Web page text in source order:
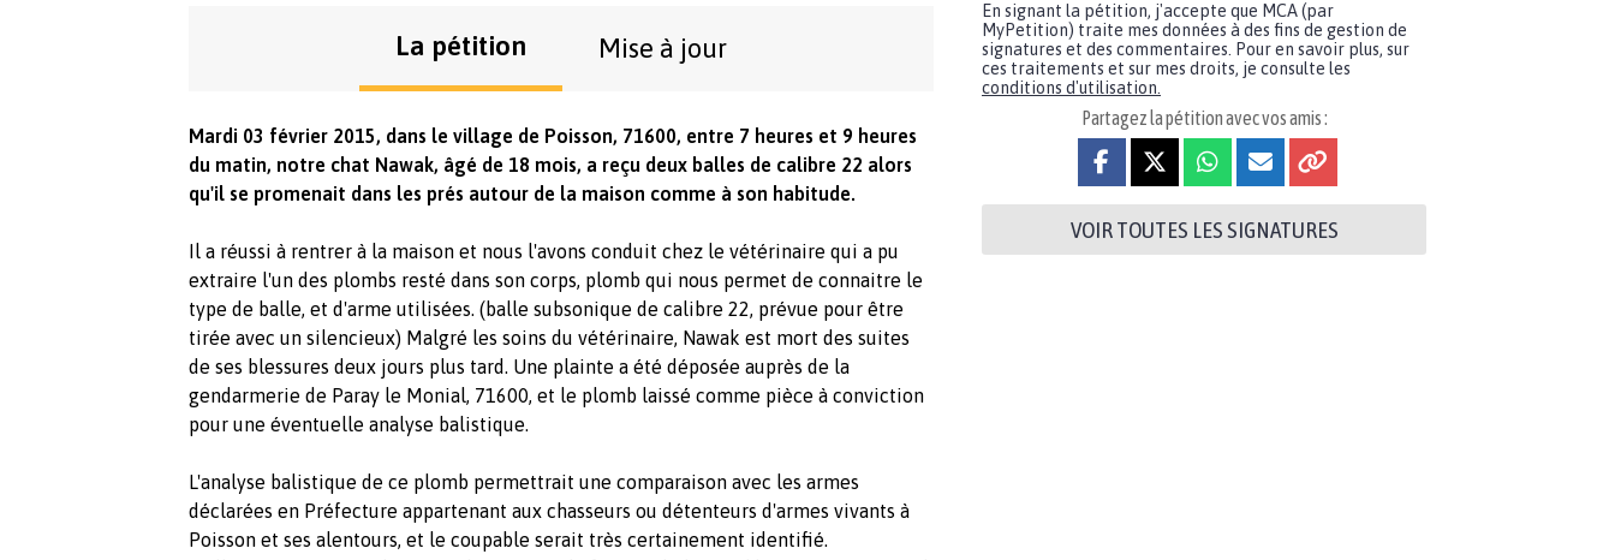
La pétition Mise à jour
Mardi 03 février 2015, dans le village de Poisson, 71600, entre 7 heures et 9 heures
du matin, notre chat Nawak, âgé de 18 mois, a reçu deux balles de calibre 22 alors
qu'il se promenait dans les prés autour de la maison comme à son habitude.
Il a réussi à rentrer à la maison et nous l'avons conduit chez le vétérinaire qui a pu
extraire l'un des plombs resté dans son corps, plomb qui nous permet de connaitre le
type de balle, et d'arme utilisées. (balle subsonique de calibre 22, prévue pour être
tirée avec un silencieux) Malgré les soins du vétérinaire, Nawak est mort des suites
de ses blessures deux jours plus tard. Une plainte a été déposée auprès de la
gendarmerie de Paray le Monial, 71600, et le plomb laissé comme pièce à conviction
pour une éventuelle analyse balistique.
L'analyse balistique de ce plomb permettrait une comparaison avec les armes
déclarées en Préfecture appartenant aux chasseurs ou détenteurs d'armes vivants à
Poisson et ses alentours, et le coupable serait très certainement identifié.
En signant la pétition, j'accepte que MCA (par
MyPetition) traite mes données à des fins de gestion de
signatures et des commentaires. Pour en savoir plus, sur
ces traitements et sur mes droits, je consulte les
conditions d'utilisation.
Partagez la pétition avec vos amis :
VOIR TOUTES LES SIGNATURES